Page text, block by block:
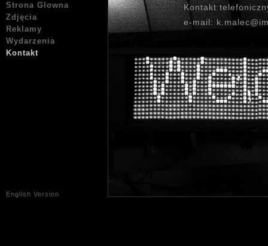
Strona Glowna
Zdjęcia
Reklamy
Wydarzenia
Kontakt
English Version
Kontakt
e-mail: